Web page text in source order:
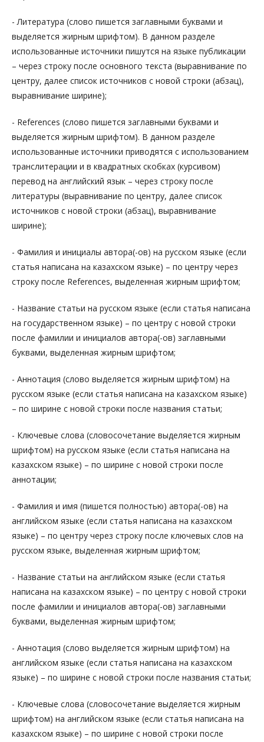
- Литература (слово пишется заглавными буквами и
выделяется жирным шрифтом). В данном разделе
использованные источники пишутся на языке публикации
– через строку после основного текста (выравнивание по
центру, далее список источников с новой строки (абзац),
выравнивание ширине);
- References (слово пишется заглавными буквами и
выделяется жирным шрифтом). В данном разделе
использованные источники приводятся с использованием
транслитерации и в квадратных скобках (курсивом)
перевод на английский язык – через строку после
литературы (выравнивание по центру, далее список
источников с новой строки (абзац), выравнивание
ширине);
- Фамилия и инициалы автора(-ов) на русском языке (если
статья написана на казахском языке) – по центру через
строку после References, выделенная жирным шрифтом;
- Название статьи на русском языке (если статья написана
на государственном языке) – по центру с новой строки
после фамилии и инициалов автора(-ов) заглавными
буквами, выделенная жирным шрифтом;
- Аннотация (слово выделяется жирным шрифтом) на
русском языке (если статья написана на казахском языке)
– по ширине с новой строки после названия статьи;
- Ключевые слова (словосочетание выделяется жирным
шрифтом) на русском языке (если статья написана на
казахском языке) – по ширине с новой строки после
аннотации;
- Фамилия и имя (пишется полностью) автора(-ов) на
английском языке (если статья написана на казахском
языке) – по центру через строку после ключевых слов на
русском языке, выделенная жирным шрифтом;
- Название статьи на английском языке (если статья
написана на казахском языке) – по центру с новой строки
после фамилии и инициалов автора(-ов) заглавными
буквами, выделенная жирным шрифтом;
- Аннотация (слово выделяется жирным шрифтом) на
английском языке (если статья написана на казахском
языке) – по ширине с новой строки после названия статьи;
- Ключевые слова (словосочетание выделяется жирным
шрифтом) на английском языке (если статья написана на
казахском языке) – по ширине с новой строки после